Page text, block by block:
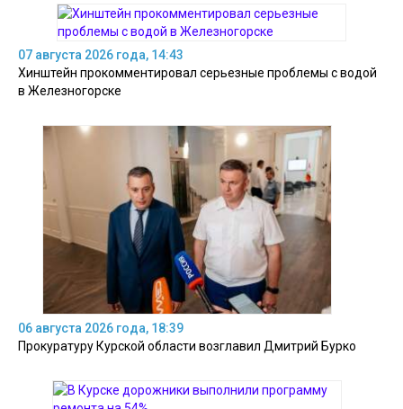
07 августа 2026 года, 14:43
Хинштейн прокомментировал серьезные проблемы с водой
в Железногорске
06 августа 2026 года, 18:39
Прокуратуру Курской области возглавил Дмитрий Бурко